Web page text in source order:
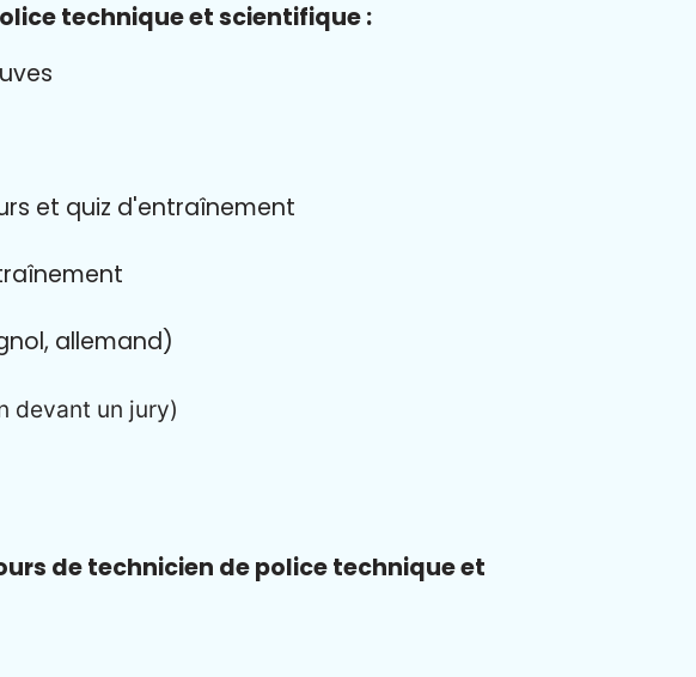
technique et scientifique :
et quiz d'entraînement
allemand)
devant un jury)
de technicien de police technique et